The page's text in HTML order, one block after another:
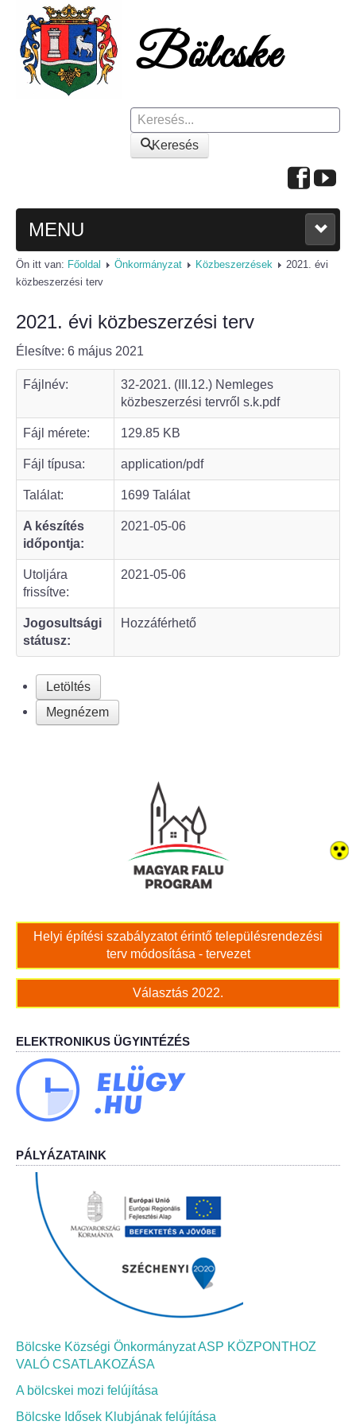
Keresés
Keresés
MENU
FŐOLDAL
A KÖZSÉGRŐL
Polgármesteri köszöntő
Bölcske település
Bölcske történelme
Mi újság Bölcskén?
Értéktár bizottság
Turizmus
Látnivalók
Szállások
Református Egyház
Bölcskei Rákóczi Horgász Egyesület
Bölcskei Sportegyesület
Bölcskei Sólymok Íjász Baráti Kör
Múló Évek Nyugdíjas Klub
Katolikus Egyház
Bölcskei Önkéntes Tűzoltó Egyesület
Bölcskei Néptánc Egyesület
Bölcskei Polgárőrség
HIVATAL
Szervezeti felépítés
Dokumentumok
Nyomtatványok
Szabályzatok
Ön itt van: Főoldal Önkormányzat Közbeszerzések
2021. évi
közbeszerzési terv
2021. évi közbeszerzési terv
Élesítve: 6 május 2021
Fájlnév:
32-2021. (III.12.) Nemleges
közbeszerzési tervről s.k.pdf
Fájl mérete: 129.85 KB
Fájl típusa: application/pdf
Találat: 1699 Találat
A készítés
időpontja:
2021-05-06
Utoljára
frissítve:
2021-05-06
Jogosultsági
státusz:
Hozzáférhető
Letöltés
Megnézem
Helyi építési szabályzatot érintő településrendezési
terv módosítása - tervezet
Választás 2022.
ELEKTRONIKUS ÜGYINTÉZÉS
PÁLYÁZATAINK
Bölcske Községi Önkormányzat ASP KÖZPONTHOZ
VALÓ CSATLAKOZÁSA
A bölcskei mozi felújítása
Bölcske Idősek Klubjának felújítása